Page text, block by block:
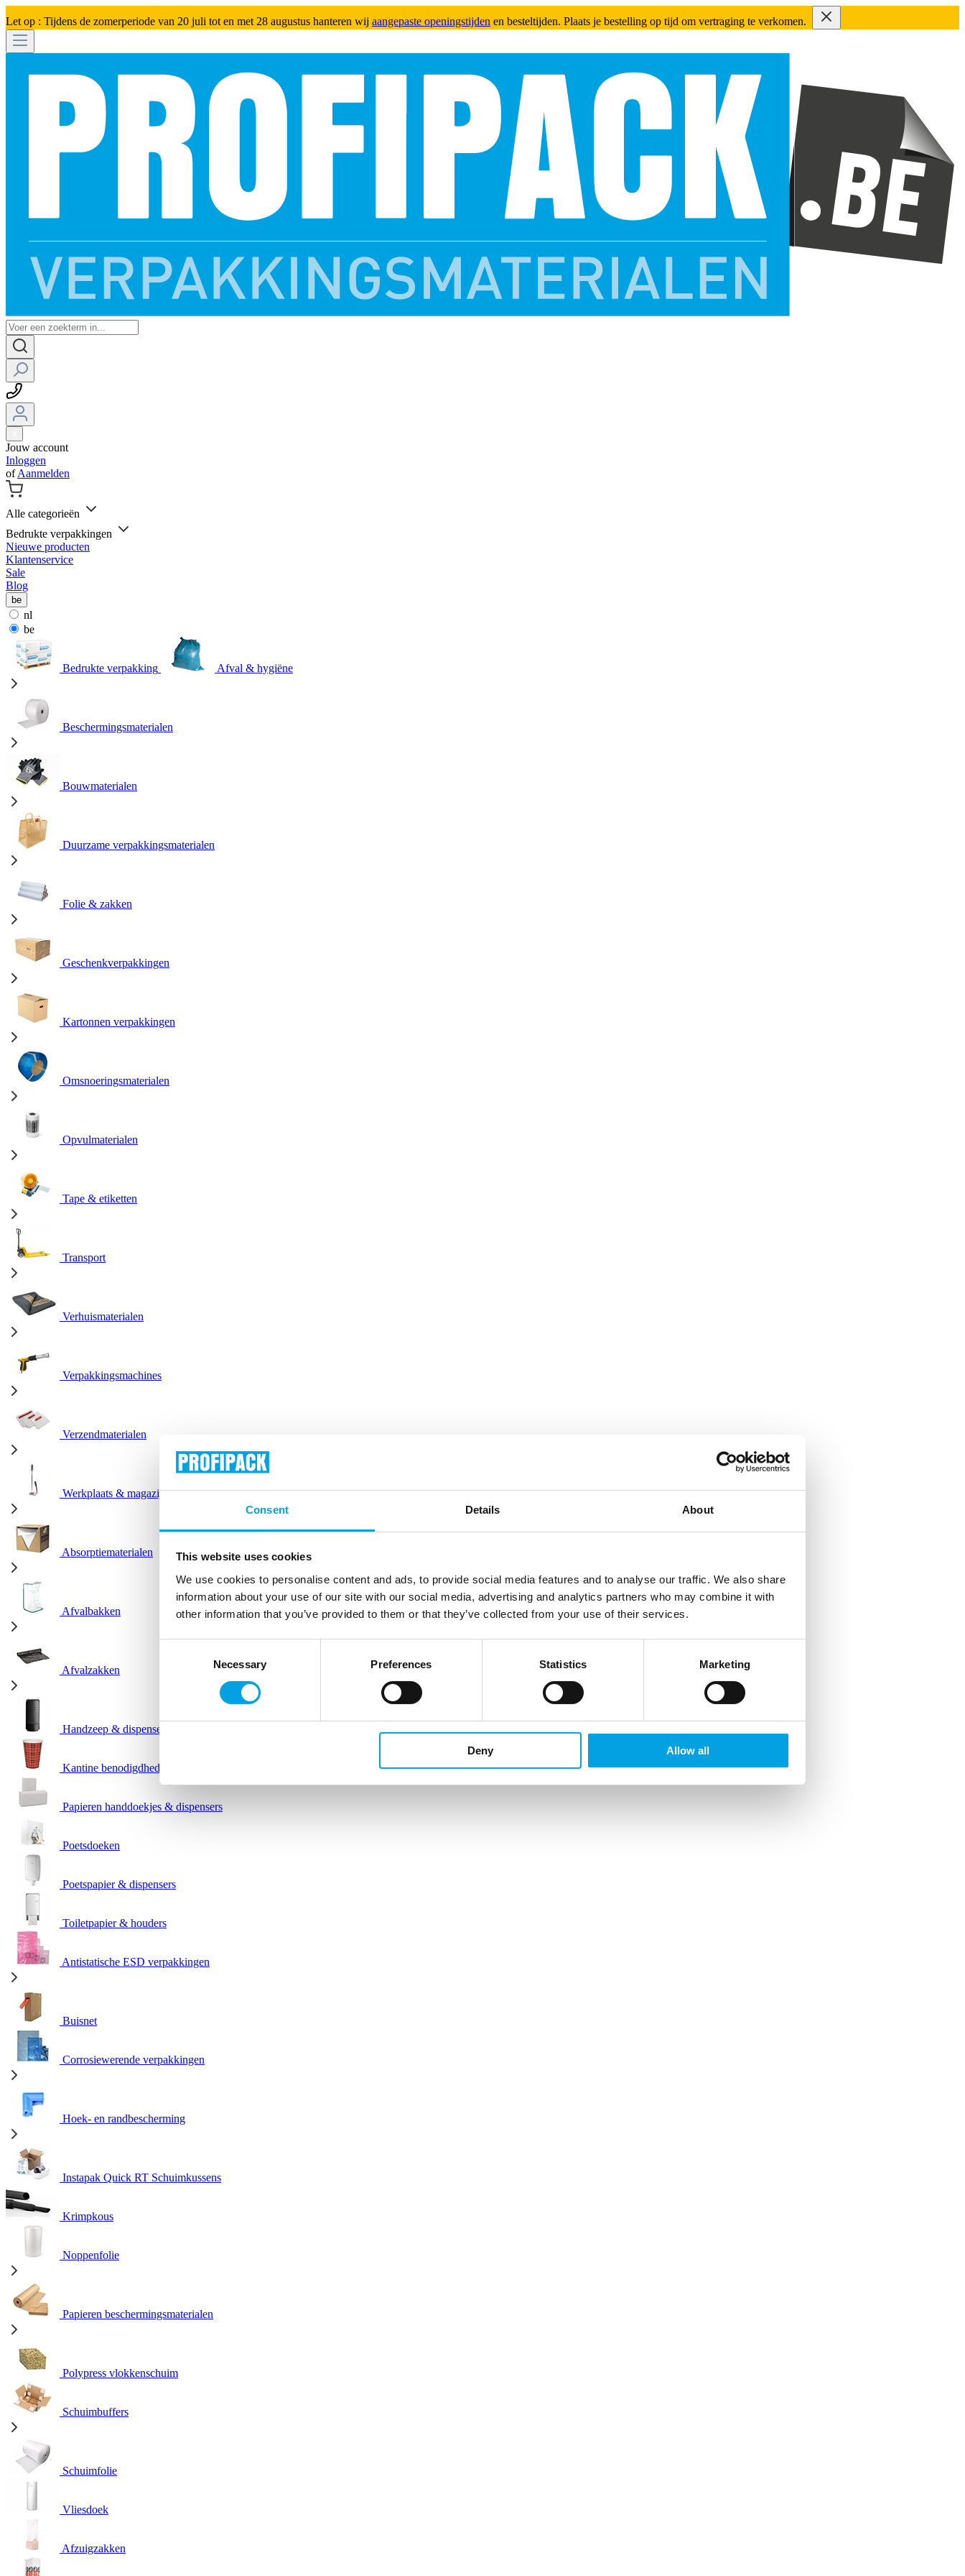
Consent Details About
This website uses cookies
We use cookies to personalise content and ads, to provide social media features and to analyse our traffic. We also share
information about your use of our site with our social media, advertising and analytics partners who may combine it with
other information that you’ve provided to them or that they’ve collected from your use of their services.
Necessary Preferences Statistics Marketing
Deny Allow all
Let op : Tijdens de zomerperiode van 20 juli tot en met 28 augustus hanteren wij aangepaste openingstijden en besteltijden. Plaats je bestelling op tijd om vertraging te verkomen.
Jouw account
Inloggen
ofAanmelden
Alle categorieën
Bedrukte verpakkingen
Nieuwe producten
Klantenservice
Sale
Blog
be
nl
be
Bedrukte verpakking Afval & hygiëne
Beschermingsmaterialen
Bouwmaterialen
Duurzame verpakkingsmaterialen
Folie & zakken
Geschenkverpakkingen
Kartonnen verpakkingen
Omsnoeringsmaterialen
Opvulmaterialen
Tape & etiketten
Transport
Verhuismaterialen
Verpakkingsmachines
Verzendmaterialen
Werkplaats & magazijn
Absorptiematerialen
Afvalbakken
Afvalzakken
Handzeep & dispensers
Kantine benodigdheden
Papieren handdoekjes & dispensers
Poetsdoeken
Poetspapier & dispensers
Toiletpapier & houders
Antistatische ESD verpakkingen
Buisnet
Corrosiewerende verpakkingen
Hoek- en randbescherming
Instapak Quick RT Schuimkussens
Krimpkous
Noppenfolie
Papieren beschermingsmaterialen
Polypress vlokkenschuim
Schuimbuffers
Schuimfolie
Vliesdoek
Afzuigzakken